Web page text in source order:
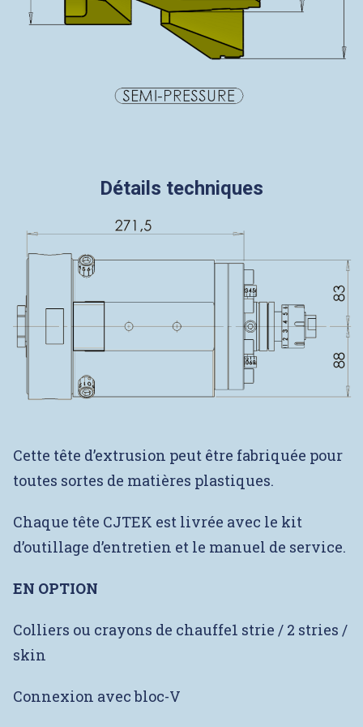
Détails techniques
Cette tête d’extrusion peut être fabriquée pour
toutes sortes de matières plastiques.
Chaque tête CJTEK est livrée avec le kit
d’outillage d’entretien et le manuel de service.
EN OPTION
Colliers ou crayons de chauffe1 strie / 2 stries /
skin
Connexion avec bloc-V